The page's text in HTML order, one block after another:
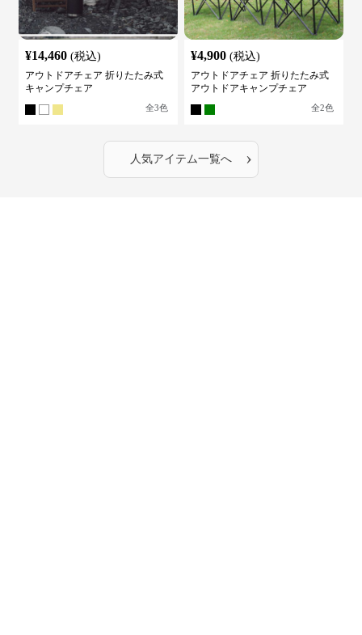
¥14,460 (税込)
アウトドアチェア 折りたたみ式
キャンプチェア
全3色
¥4,900 (税込)
アウトドアチェア 折りたたみ式
アウトドアキャンプチェア
全2色
人気アイテム一覧へ ›